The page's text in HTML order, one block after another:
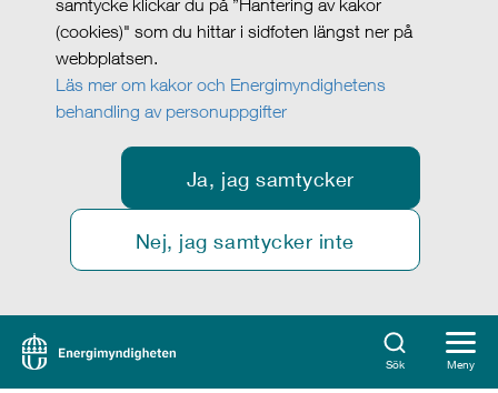
samtycke klickar du på ”Hantering av kakor
(cookies)" som du hittar i sidfoten längst ner på
webbplatsen.
Läs mer om kakor och Energimyndighetens
behandling av personuppgifter
Ja, jag samtycker
Nej, jag samtycker inte
Sök Meny